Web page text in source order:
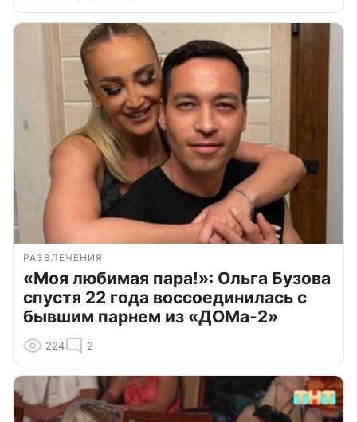
РАЗВЛЕЧЕНИЯ
«Моя любимая пара!»: Ольга Бузова
спустя 22 года воссоединилась с
бывшим парнем из «ДОМа-2»
224 2